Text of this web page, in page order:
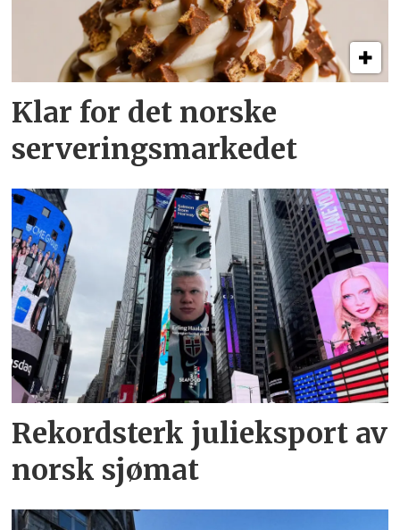
Klar for det norske
serveringsmarkedet
Rekordsterk julieksport av
norsk sjømat